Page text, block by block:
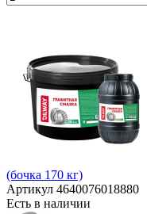
(бочка 170 кг)
Артикул 4640076018880
Есть в наличии